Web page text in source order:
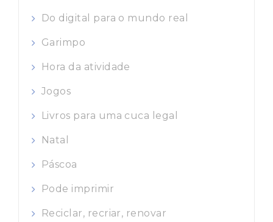
Do digital para o mundo real
Garimpo
Hora da atividade
Jogos
Livros para uma cuca legal
Natal
Páscoa
Pode imprimir
Reciclar, recriar, renovar